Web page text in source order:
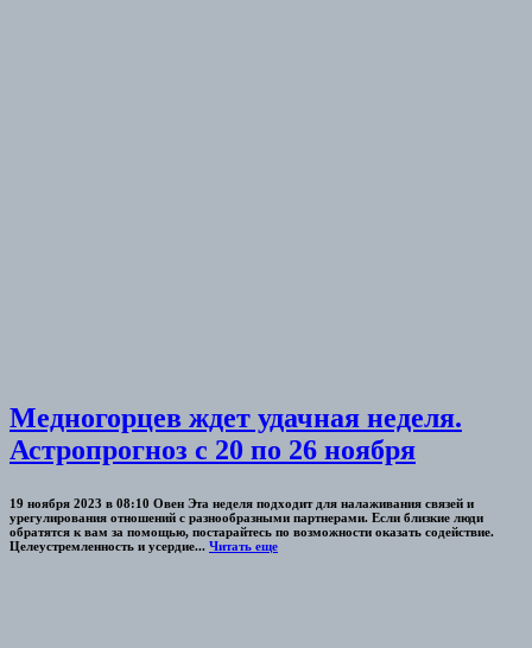
Медногорцев ждет удачная неделя.
Астропрогноз с 20 по 26 ноября
19 ноября 2023 в 08:10 Овен Эта неделя подходит для налаживания связей и
урегулирования отношений с разнообразными партнерами. Если близкие люди
обратятся к вам за помощью, постарайтесь по возможности оказать содействие.
Целеустремленность и усердие... Читать еще